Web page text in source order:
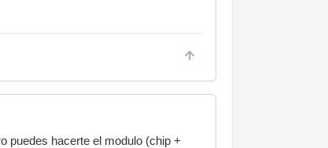
puedes hacerte el modulo (chip +